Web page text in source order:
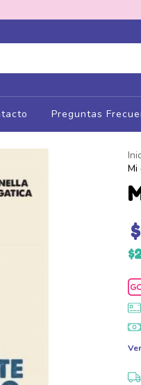
Preguntas
Mi